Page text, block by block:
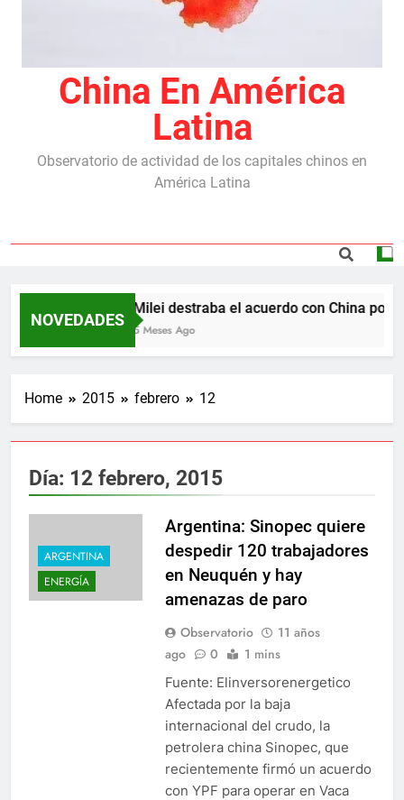
China En América
Latina
Observatorio de actividad de los capitales chinos en
América Latina
NOVEDADES
Milei destraba el acuerdo con China por
5 Meses Ago
Home 2015 febrero 12
Día: 12 febrero, 2015
ARGENTINA
ENERGÍA
Argentina: Sinopec quiere
despedir 120 trabajadores
en Neuquén y hay
amenazas de paro
Observatorio
11 años
ago
0 1 mins
Fuente: Elinversorenergetico
Afectada por la baja
internacional del crudo, la
petrolera china Sinopec, que
recientemente firmó un acuerdo
con YPF para operar en Vaca